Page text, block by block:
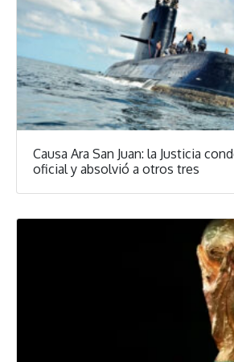
Causa Ara San Juan: la Justicia
oficial y absolvió a otros tres